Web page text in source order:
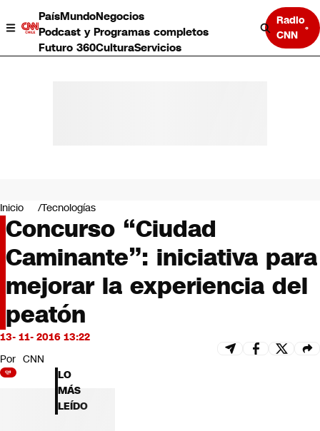
PaísMundoNegocios
Podcast y Programas completos
Futuro 360CulturaServicios
Radio
CNN
Negocios
Deportes
Programas completos
Cultura
Servicios
Bits
CNN Data
CNN tiempo
Futuro 360
Inicio Tecnologías
Concurso “Ciudad
Caminante”: iniciativa para
mejorar la experiencia del
peatón
13- 11- 2016 13:22
Por CNN
LO
MÁS
LEÍDO